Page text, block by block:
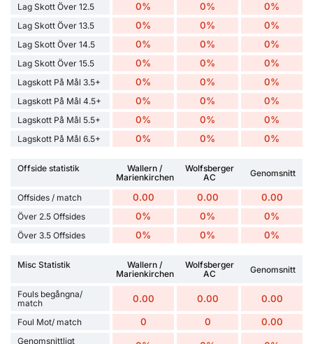
Lag Skott Över 12.5 0% 0% 0%
Lag Skott Över 13.5 0% 0% 0%
Lag Skott Över 14.5 0% 0% 0%
Lag Skott Över 15.5 0% 0% 0%
Lagskott På Mål 3.5+ 0% 0% 0%
Lagskott På Mål 4.5+ 0% 0% 0%
Lagskott På Mål 5.5+ 0% 0% 0%
Lagskott På Mål 6.5+ 0% 0% 0%
Offside statistik
Wallern /
Marienkirchen
Wolfsberger
AC
Genomsnitt
Offsides / match 0.00 0.00 0.00
Över 2.5 Offsides 0% 0% 0%
Över 3.5 Offsides 0% 0% 0%
Misc Statistik
Wallern /
Marienkirchen
Wolfsberger
AC
Genomsnitt
Fouls begångna/
match
0.00 0.00 0.00
Foul Mot/ match 0 0 0.00
Genomsnittligt